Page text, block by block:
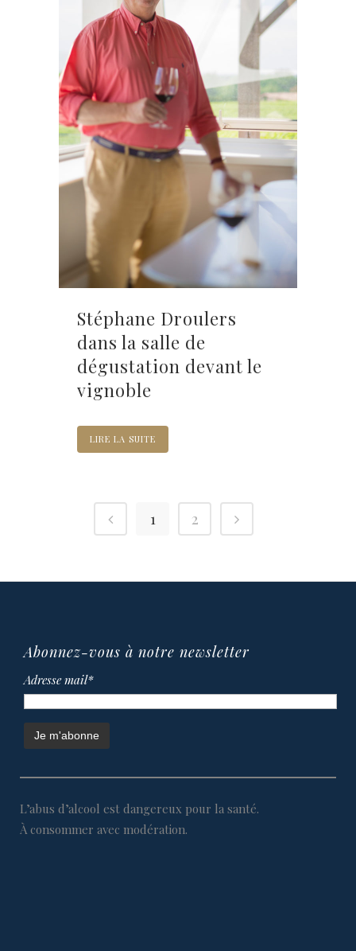
Stéphane Droulers
dans la salle de
dégustation devant le
vignoble
LIRE LA SUITE
1 2
Abonnez-vous à notre newsletter
Adresse mail*
L’abus d’alcool est dangereux pour la santé.
À consommer avec modération.